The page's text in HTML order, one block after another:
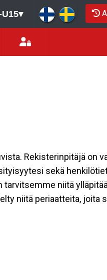
▾
Rekisterinpitäjä on
sekä
tarvitsemme niitä
niitä periaatteita, joita